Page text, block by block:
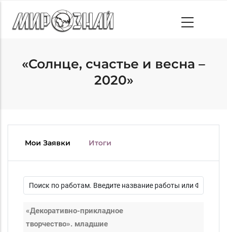
main
«Солнце, счастье и весна –
2020»
Мои Заявки Итоги
«Декоративно-прикладное
творчество». младшие